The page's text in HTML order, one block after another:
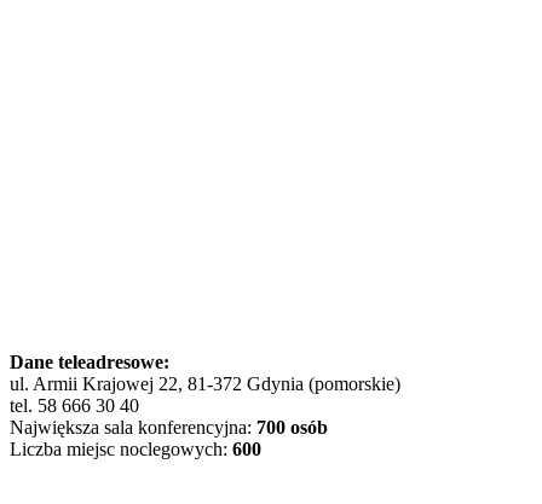
Dane teleadresowe:
ul. Armii Krajowej 22, 81-372 Gdynia (pomorskie)
tel. 58 666 30 40
Największa sala konferencyjna: 700 osób
Liczba miejsc noclegowych: 600